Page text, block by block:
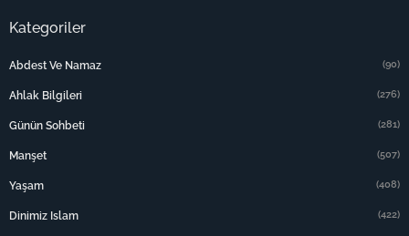
Kategoriler
Abdest Ve Namaz (90)
Ahlak Bilgileri (276)
Günün Sohbeti (281)
Manşet (507)
Yaşam (408)
Dinimiz Islam (422)